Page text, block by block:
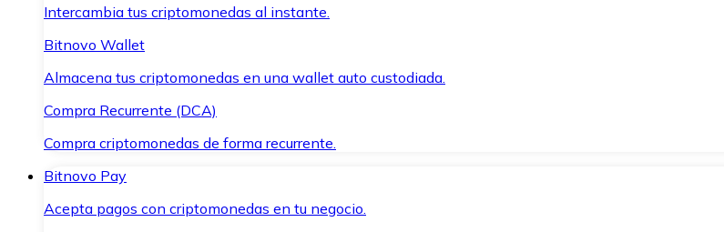
Intercambia tus criptomonedas al instante.
Bitnovo Wallet
Almacena tus criptomonedas en una wallet auto custodiada.
Compra Recurrente (DCA)
Compra criptomonedas de forma recurrente.
Bitnovo Pay
Acepta pagos con criptomonedas en tu negocio.